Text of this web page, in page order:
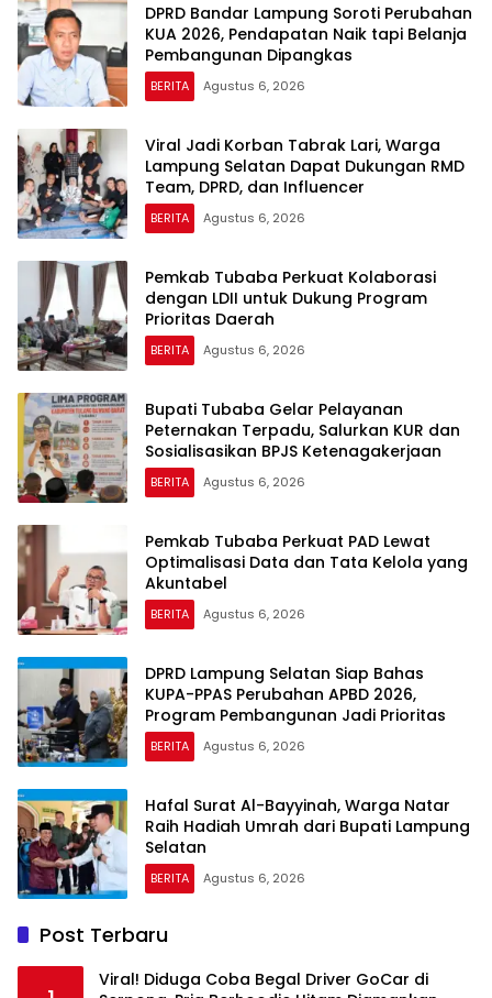
DPRD Bandar Lampung Soroti Perubahan
KUA 2026, Pendapatan Naik tapi Belanja
Pembangunan Dipangkas
BERITA Agustus 6, 2026
Viral Jadi Korban Tabrak Lari, Warga
Lampung Selatan Dapat Dukungan RMD
Team, DPRD, dan Influencer
BERITA Agustus 6, 2026
Pemkab Tubaba Perkuat Kolaborasi
dengan LDII untuk Dukung Program
Prioritas Daerah
BERITA Agustus 6, 2026
Bupati Tubaba Gelar Pelayanan
Peternakan Terpadu, Salurkan KUR dan
Sosialisasikan BPJS Ketenagakerjaan
BERITA Agustus 6, 2026
Pemkab Tubaba Perkuat PAD Lewat
Optimalisasi Data dan Tata Kelola yang
Akuntabel
BERITA Agustus 6, 2026
DPRD Lampung Selatan Siap Bahas
KUPA-PPAS Perubahan APBD 2026,
Program Pembangunan Jadi Prioritas
BERITA Agustus 6, 2026
Hafal Surat Al-Bayyinah, Warga Natar
Raih Hadiah Umrah dari Bupati Lampung
Selatan
BERITA Agustus 6, 2026
Post Terbaru
Viral! Diduga Coba Begal Driver GoCar di